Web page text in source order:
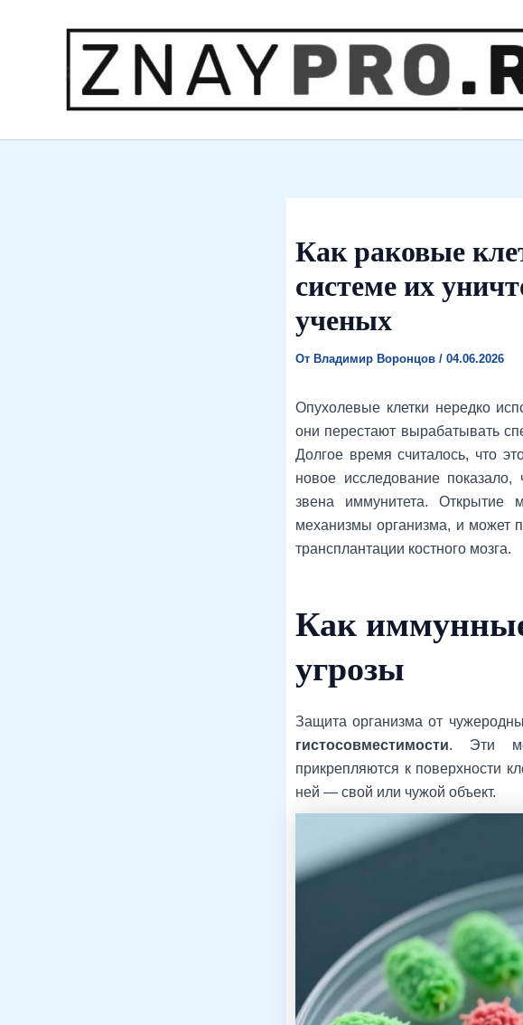
Как раковые
системе их
ученых
От Владимир Воронцов / 04.06.2026
Опухолевые клетки нередко
они перестают вырабатывать
Долгое время считалось, что
новое исследование показало,
звена иммунитета. Открытие
механизмы организма, и может
трансплантации костного мозга.
Как
угрозы
Защита организма от
гистосовместимости. Эти
прикрепляются к поверхности
ней — свой или чужой объект.